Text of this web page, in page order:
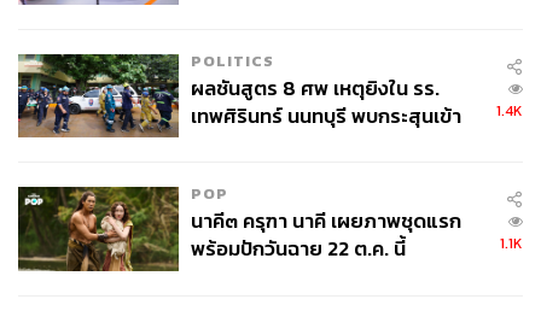
POLITICS
ผลชันสูตร 8 ศพ เหตุยิงใน รร.
เทพศิรินทร์ นนทบุรี พบกระสุนเข้า
1.4K
POP
นาคี๓ ครุฑา นาคี เผยภาพชุดแรก
พร้อมปักวันฉาย 22 ต.ค. นี้
1.1K